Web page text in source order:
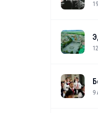
19
12
9